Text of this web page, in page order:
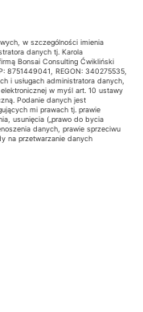
w szczególności imienia
danych tj. Karola
Bonsai Consulting Ćwikliński
8751449041, REGON: 340275535,
i usługach administratora danych,
w myśl art. 10 ustawy
Podanie danych jest
mi prawach tj. prawie
usunięcia („prawo do bycia
danych, prawie sprzeciwu
na przetwarzanie danych